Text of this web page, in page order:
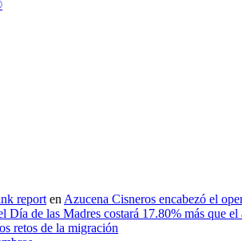
report en Azucena Cisneros encabezó el
Día de las Madres costará 17.80% más que
retos de la migración